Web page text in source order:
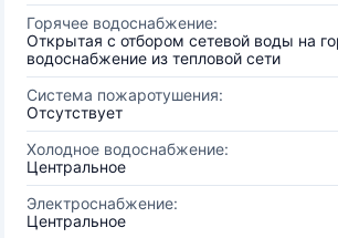
Горячее водоснабжение:
Открытая с отбором сетевой воды на
водоснабжение из тепловой сети
Система пожаротушения:
Отсутствует
Холодное водоснабжение:
Центральное
Электроснабжение:
Центральное